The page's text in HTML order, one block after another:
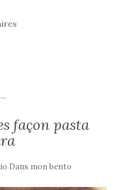
...
façon pasta
Dans mon bento